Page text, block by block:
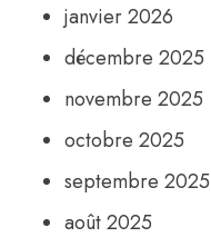
janvier 2026
décembre 2025
novembre 2025
octobre 2025
septembre 2025
août 2025